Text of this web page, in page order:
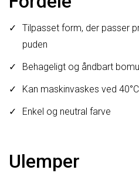
Tilpasset form, der passer
puden
Behageligt og åndbart
Kan maskinvaskes ved 40°C
Enkel og neutral farve
Ulemper